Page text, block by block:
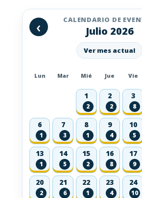
‹ CALENDARIO DE
Julio 2026
Ver mes actual
Lun Mar Mié Jue Vie
1
2
2
2
3
8
6
1
7
3
8
1
9
4
10
5
13
1
14
5
15
2
16
8
17
9
20
2
21
6
22
1
23
4
24
10